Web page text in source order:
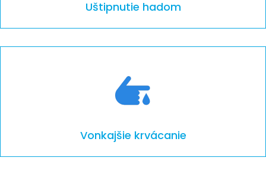
Uštipnutie hadom
Vonkajšie krvácanie